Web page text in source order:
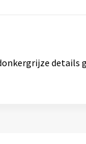
details